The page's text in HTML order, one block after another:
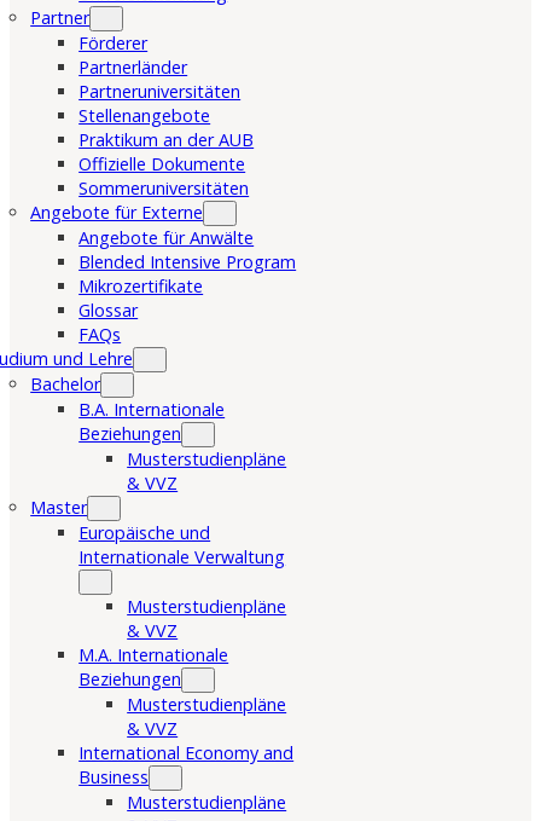
Partner
Förderer
Partnerländer
Partneruniversitäten
Stellenangebote
Praktikum an der AUB
Offizielle Dokumente
Sommeruniversitäten
Angebote für Externe
Angebote für Anwälte
Blended Intensive Program
Mikrozertifikate
Glossar
FAQs
und Lehre
Bachelor
B.A. Internationale
Beziehungen
Musterstudienpläne
& VVZ
Master
Europäische und
Internationale Verwaltung
Musterstudienpläne
& VVZ
M.A. Internationale
Beziehungen
Musterstudienpläne
& VVZ
International Economy and
Business
Musterstudienpläne